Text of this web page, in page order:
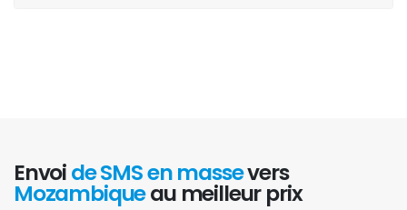
Envoide SMS en massevers
Mozambiqueau meilleur prix